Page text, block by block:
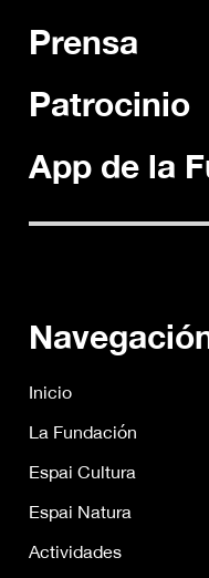
Inicio
La Fundación
Espai Cultura
Espai Natura
Actividades
Prensa
Patrocinio
App de la